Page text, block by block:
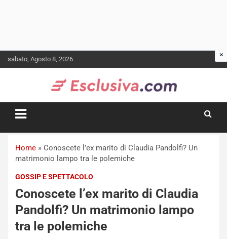
to
sabato, Agosto 8, 2026
Home » Conoscete l’ex marito di Claudia Pandolfi? Un
matrimonio lampo tra le polemiche
GOSSIP E SPETTACOLO
Conoscete l’ex marito di Claudia
Pandolfi? Un matrimonio lampo
tra le polemiche